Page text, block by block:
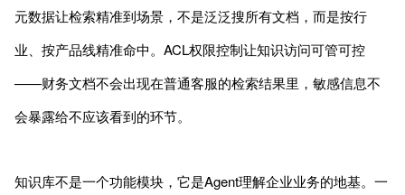
元数据让检索精准到场景，不是泛泛搜所有文档，而是按行
业、按产品线精准命中。ACL权限控制让知识访问可管可控
——财务文档不会出现在普通客服的检索结果里，敏感信息不
会暴露给不应该看到的环节。
知识库不是一个功能模块，它是Agent理解企业业务的地基。一